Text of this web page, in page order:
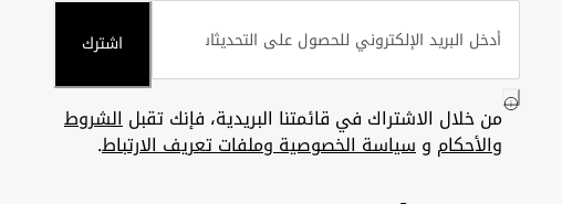
اشترك
من خلال الاشتراك في قائمتنا البريدية، فإنك تقبلالشروط
والأحكام وسياسة الخصوصية وملفات تعريف الارتباط.